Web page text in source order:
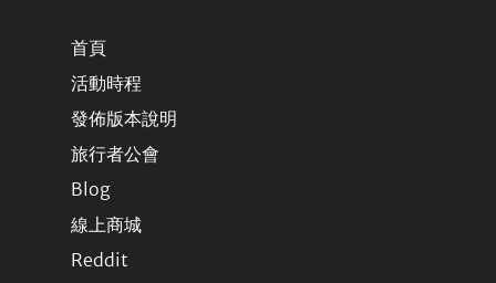
首頁
活動時程
發佈版本說明
旅行者公會
Blog
線上商城
Reddit